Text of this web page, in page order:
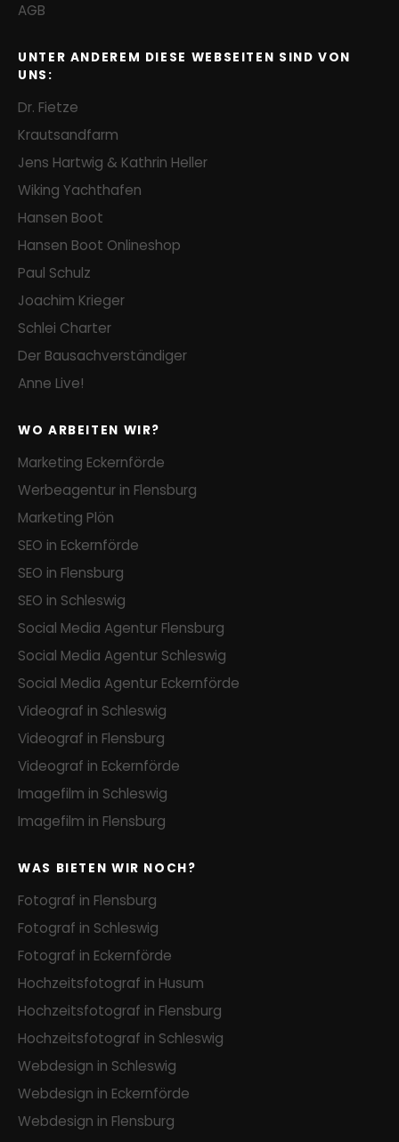
AGB
UNTER ANDEREM DIESE WEBSEITEN SIND VON
UNS:
Dr. Fietze
Krautsandfarm
Jens Hartwig & Kathrin Heller
Wiking Yachthafen
Hansen Boot
Hansen Boot Onlineshop
Paul Schulz
Joachim Krieger
Schlei Charter
Der Bausachverständiger
Anne Live!
WO ARBEITEN WIR?
Marketing Eckernförde
Werbeagentur in Flensburg
Marketing Plön
SEO in Eckernförde
SEO in Flensburg
SEO in Schleswig
Social Media Agentur Flensburg
Social Media Agentur Schleswig
Social Media Agentur Eckernförde
Videograf in Schleswig
Videograf in Flensburg
Videograf in Eckernförde
Imagefilm in Schleswig
Imagefilm in Flensburg
WAS BIETEN WIR NOCH?
Fotograf in Flensburg
Fotograf in Schleswig
Fotograf in Eckernförde
Hochzeitsfotograf in Husum
Hochzeitsfotograf in Flensburg
Hochzeitsfotograf in Schleswig
Webdesign in Schleswig
Webdesign in Eckernförde
Webdesign in Flensburg